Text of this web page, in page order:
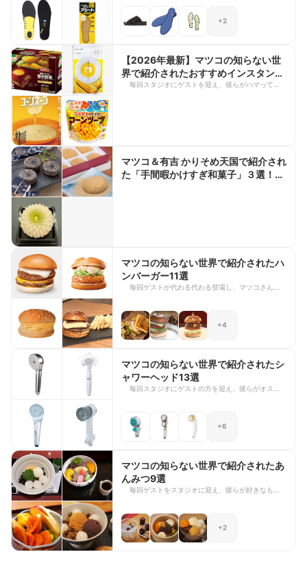
こだわりが詰まっていて、思わず試してみたくなり
ますよね。 今回は、2025年4月15日放送の「イン
ソールの世界」で紹介された商品をご紹介します。
趾、腰への負担軽減を考えたアイテムまで、足元か
ら体を整える注目のインソールが勢ぞろい。毎日の
歩行や立ち仕事を快適にしたい方は、ぜひ参考にし
てみてくださいね。
+2
【2026年最新】マツコの知らない世
界で紹介されたおすすめインスタント
コーンスープ
毎回スタジオにゲストを迎え、彼らがハマっている
コーンスープの世界をぜひのぞいてみてください。
お気に入りの一杯を見つけてみてくださいね。
マツコ＆有吉 かりそめ天国で紹介され
た「手間暇かけすぎ和菓子」３選！
マツコの知らない世界で紹介されたハ
ンバーガー11選
毎回ゲストが代わる代わる登場し、マツコさんにお
る彼らがマツコさんに熱く語る様子は必見です。
今回は2023年4月4日に放送された「ハンバーガー
の世界」で紹介された商品を紹介いたします。ガッ
の雰囲気を感じるハンバーガーまで明日食べたくな
るような絶品バーガーがズラリ！ぜひ参考にしてみ
てくださいね。
+4
マツコの知らない世界で紹介されたシ
ャワーヘッド13選
毎回スタジオにゲストの方を迎え、彼らがオススメ
はどれもゲストの方のイチオシで、彼らの好きな気
持ちが伝わってきます。 今回は2023年2月21日に
放送された『シャワーヘッドの世界』で紹介された
美をお探しの方は是非参考にしてみて下さい。
+6
マツコの知らない世界で紹介されたあ
んみつ9選
毎回ゲストをスタジオに迎え、彼らが好きなものを
の方のイチオシで、彼らの気持ちが伝わってきます
ね。 今回は2023年5月23日に放送された『東京あ
んみつの世界』で紹介されたお店を紹介いたしま
+2